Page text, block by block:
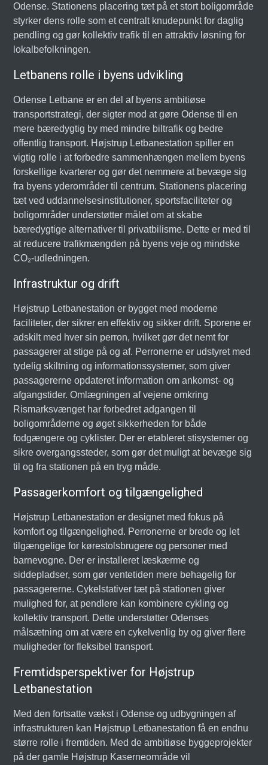
Odense. Stationens placering tæt på et stort boligområde
styrker dens rolle som et centralt knudepunkt for daglig
pendling og gør kollektiv trafik til en attraktiv løsning for
lokalbefolkningen.
Letbanens rolle i byens udvikling
Odense Letbane er en del af byens ambitiøse
transportstrategi, der sigter mod at gøre Odense til en
mere bæredygtig by med mindre biltrafik og bedre
offentlig transport. Højstrup Letbanestation spiller en
vigtig rolle i at forbedre sammenhængen mellem byens
forskellige kvarterer og gør det nemmere at bevæge sig
fra byens yderområder til centrum. Stationens placering
tæt ved uddannelsesinstitutioner, sportsfaciliteter og
boligområder understøtter målet om at skabe
bæredygtige alternativer til privatbilisme. Dette er med til
at reducere trafikmængden på byens veje og mindske
CO₂-udledningen.
Infrastruktur og drift
Højstrup Letbanestation er bygget med moderne
faciliteter, der sikrer en effektiv og sikker drift. Sporene er
adskilt med hver sin perron, hvilket gør det nemt for
passagerer at stige på og af. Perronerne er udstyret med
tydelig skiltning og informationssystemer, som giver
passagererne opdateret information om ankomst- og
afgangstider. Omlægningen af vejene omkring
Rismarksvænget har forbedret adgangen til
boligområderne og øget sikkerheden for både
fodgængere og cyklister. Der er etableret stisystemer og
sikre overgangssteder, som gør det muligt at bevæge sig
til og fra stationen på en tryg måde.
Passagerkomfort og tilgængelighed
Højstrup Letbanestation er designet med fokus på
komfort og tilgængelighed. Perronerne er brede og let
tilgængelige for kørestolsbrugere og personer med
barnevogne. Der er installeret læskærme og
siddepladser, som gør ventetiden mere behagelig for
passagererne. Cykelstativer tæt på stationen giver
mulighed for, at pendlere kan kombinere cykling og
kollektiv transport. Dette understøtter Odenses
målsætning om at være en cykelvenlig by og giver flere
muligheder for fleksibel transport.
Fremtidsperspektiver for Højstrup
Letbanestation
Med den fortsatte vækst i Odense og udbygningen af
infrastrukturen kan Højstrup Letbanestation få en endnu
større rolle i fremtiden. Med de ambitiøse byggeprojekter
på der gamle Højstrup Kaserneområde vil